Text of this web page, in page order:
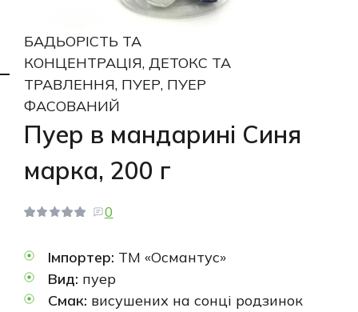
БАДЬОРІСТЬ ТА
КОНЦЕНТРАЦІЯ, ДЕТОКС ТА
ТРАВЛЕННЯ, ПУЕР, ПУЕР
ФАСОВАНИЙ
Пуер в мандарині Синя
марка, 200 г
0
Імпортер: ТМ «Османтус»
Вид: пуер
Смак: висушених на сонці родзинок